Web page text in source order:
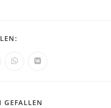
Öffnet Öffnet
GEFALLEN